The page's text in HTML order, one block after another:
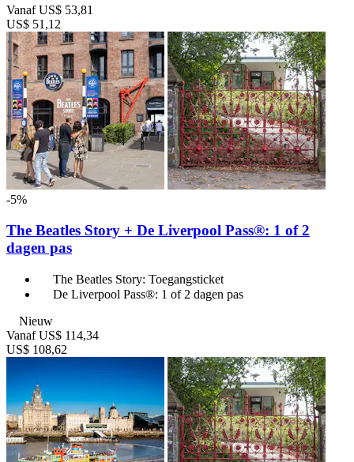
Vanaf US$ 53,81
US$ 51,12
-5%
The Beatles Story + De Liverpool Pass®: 1 of 2
dagen pas
The Beatles Story: Toegangsticket
De Liverpool Pass®: 1 of 2 dagen pas
Nieuw
Vanaf US$ 114,34
US$ 108,62